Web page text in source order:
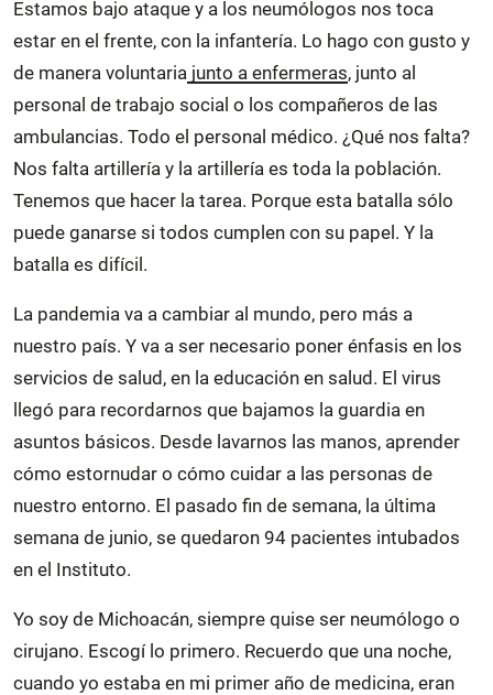
Estamos bajo ataque y a los neumólogos nos toca
estar en el frente, con la infantería. Lo hago con gusto y
de manera voluntaria junto a enfermeras, junto al
personal de trabajo social o los compañeros de las
ambulancias. Todo el personal médico. ¿Qué nos falta?
Nos falta artillería y la artillería es toda la población.
Tenemos que hacer la tarea. Porque esta batalla sólo
puede ganarse si todos cumplen con su papel. Y la
batalla es difícil.
La pandemia va a cambiar al mundo, pero más a
nuestro país. Y va a ser necesario poner énfasis en los
servicios de salud, en la educación en salud. El virus
llegó para recordarnos que bajamos la guardia en
asuntos básicos. Desde lavarnos las manos, aprender
cómo estornudar o cómo cuidar a las personas de
nuestro entorno. El pasado fin de semana, la última
semana de junio, se quedaron 94 pacientes intubados
en el Instituto.
Yo soy de Michoacán, siempre quise ser neumólogo o
cirujano. Escogí lo primero. Recuerdo que una noche,
cuando yo estaba en mi primer año de medicina, eran